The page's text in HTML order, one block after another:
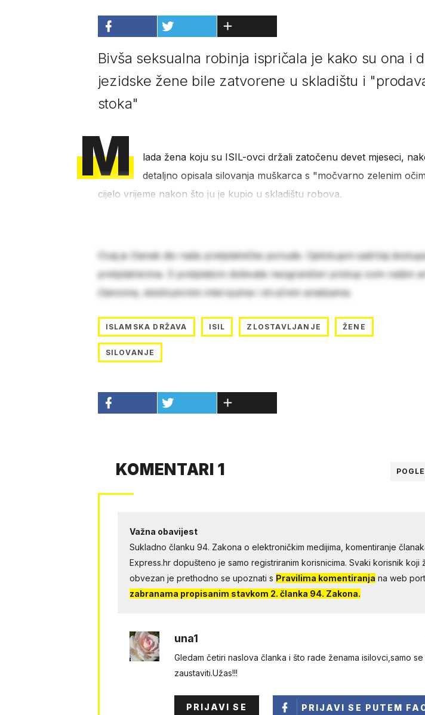
Bivša seksualna robinja ispričala je kako su ona i
jezidske žene bile zatvorene u skladištu i
stoka"
M
lada žena koju su ISIL-ovci držali zatočenu devet mjeseci,
detaljno opisala silovanja muškarca s "močvarno zelenim
cijelo vrijeme nakon što ju je kupio u skladištu robova.
Ovaj je članak dio naše pretplatničke ponude. Cjelokupni sadržaj
pretplatnicima. S pretplatom dobivate neograničen pristup svim našim
člancima, ekskluzivnim intervjuima i stručnim analizama.
ISLAMSKA DRŽAVA ISIL ZLOSTAVLJANJE ŽENE
SILOVANJE
KOMENTARI 1
Važna obavijest
Sukladno članku 94. Zakona o elektroničkim medijima, komentiranje
Express.hr dopušteno je samo registriranim korisnicima. Svaki korisnik koji
obvezan je prethodno se upoznati s Pravilima komentiranja na web
zabranama propisanim stavkom 2. članka 94. Zakona.
una1
Gledam četiri naslova članka i što rade ženama isilovci,samo
zaustaviti.Užas!!!
PRIJAVI SE PRIJAVI SE PUTEM